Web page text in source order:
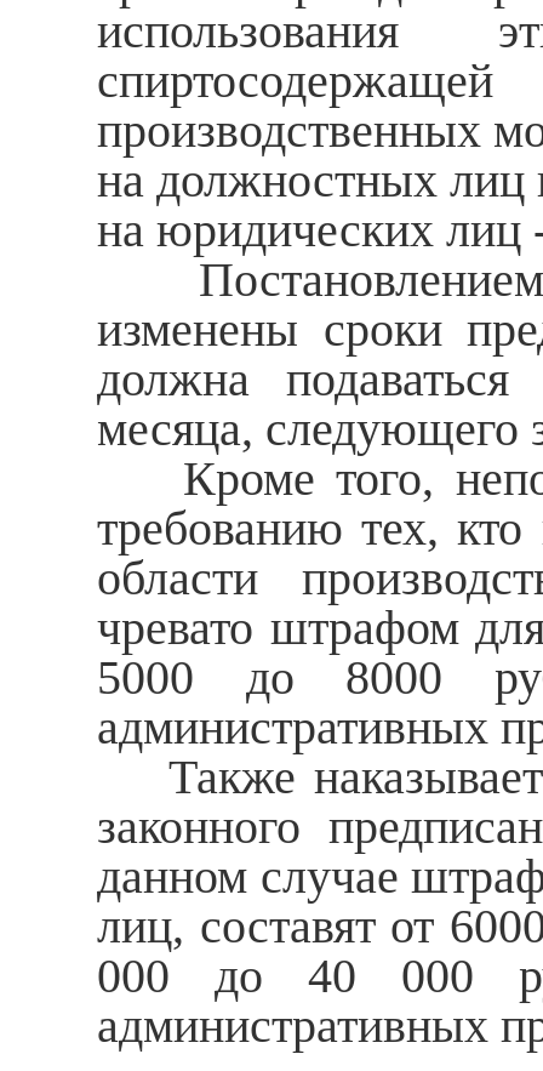
использования
производственных
на должностных лиц
на юридических лиц
Постановлением
изменены сроки
должна
месяца, следующего
Кроме того,
требованию тех,
области
чревато штрафом
5000 до 8000
административных
Также
законного
данном случае
лиц, составят от
000 до 40 000
административных